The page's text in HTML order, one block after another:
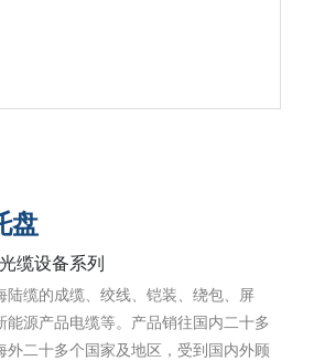
盘
缆设备系列
陆缆的成缆、绞线、铠装、绕包、屏
能源产品电缆等。产品销往国内二十多
外二十多个国家及地区，受到国内外顾